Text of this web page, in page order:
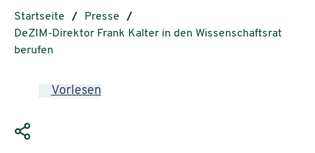
Startseite
Presse
DeZIM-Direktor Frank Kalter in den Wissenschaftsrat
berufen
Vorlesen